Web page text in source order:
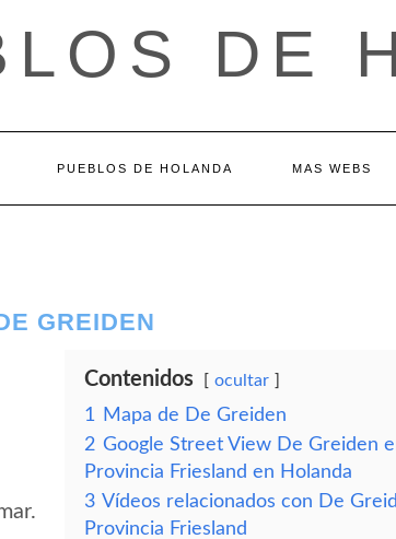
DE
PUEBLOS DE HOLANDA MAS WEBS
GREIDEN
Contenidos ocultar
1
Mapa de De Greiden
2 Google Street View De Greiden
Provincia Friesland en Holanda
3 Vídeos relacionados con De
Provincia Friesland